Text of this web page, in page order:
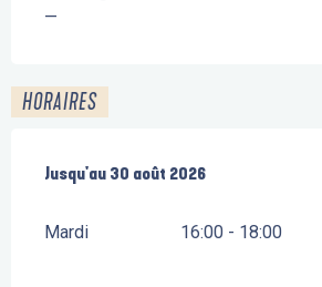
—
HORAIRES
Du1 juillet 2026au30 août 2026
Jusqu'au 30 août 2026
Mardi 16:00 - 18:00